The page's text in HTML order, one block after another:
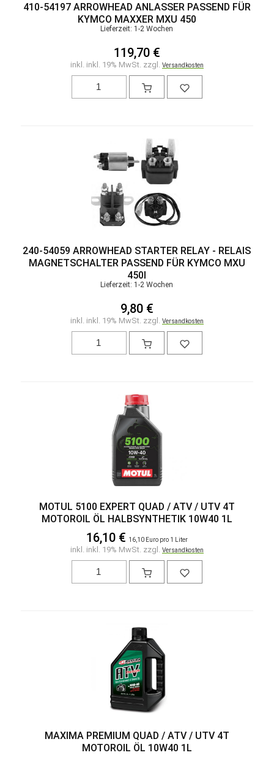
410-54197 ARROWHEAD ANLASSER PASSEND FÜR
KYMCO MAXXER MXU 450
Lieferzeit: 1-2 Wochen
119,70 €
inkl. inkl. 19% MwSt. zzgl. Versandkosten
240-54059 ARROWHEAD STARTER RELAY - RELAIS
MAGNETSCHALTER PASSEND FÜR KYMCO MXU
450I
Lieferzeit: 1-2 Wochen
9,80 €
inkl. inkl. 19% MwSt. zzgl. Versandkosten
MOTUL 5100 EXPERT QUAD / ATV / UTV 4T
MOTOROIL ÖL HALBSYNTHETIK 10W40 1L
16,10 € 16,10 Euro pro 1 Liter
inkl. inkl. 19% MwSt. zzgl. Versandkosten
MAXIMA PREMIUM QUAD / ATV / UTV 4T
MOTOROIL ÖL 10W40 1L